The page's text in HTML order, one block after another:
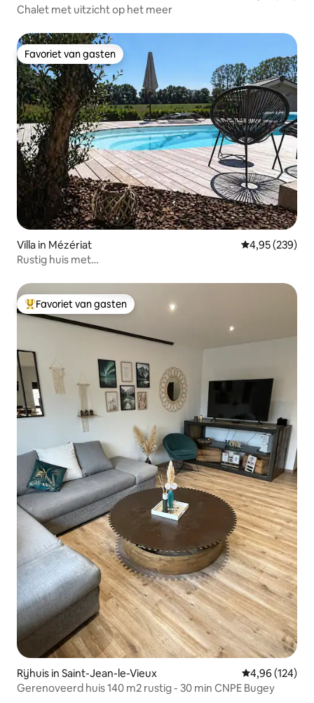
Chalet met uitzicht op het meer
Favoriet van gasten
Favoriet van gasten
Villa in Mézériat Gemiddelde
4,95 (239)
Rustig huis met
Topfavoriet van gasten
Favoriet van gasten
Rijhuis in Saint-Jean-le-Vieux Gemiddelde
4,96 (124)
Gerenoveerd huis 140 m2 rustig - 30 min CNPE Bugey